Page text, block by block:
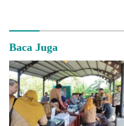
Baca Juga